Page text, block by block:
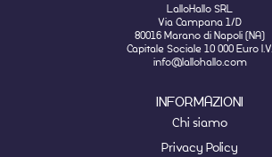
LalloHallo SRL
Via Campana 1/D
80016 Marano di Napoli (NA)
Capitale Sociale 10 000 Euro I.V.
info@lallohallo.com
INFORMAZIONI
Chi siamo
Privacy Policy